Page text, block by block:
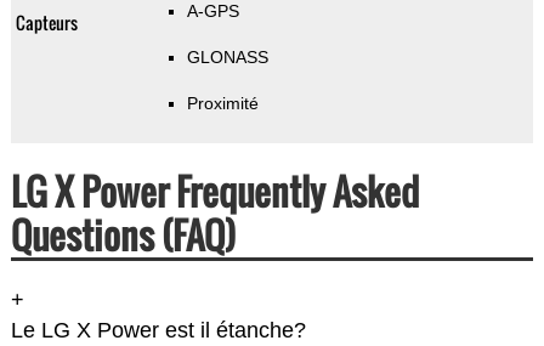
Capteurs A-GPS
GLONASS
Proximité
LG X Power Frequently Asked
Questions (FAQ)
+
Le LG X Power est il étanche?